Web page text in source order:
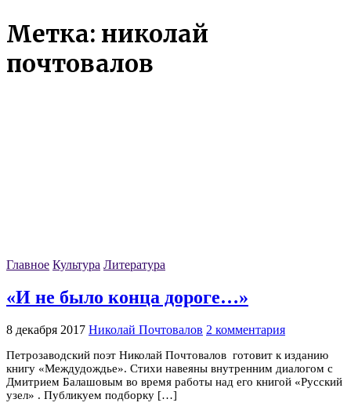
Метка: николай
почтовалов
Главное Культура Литература
«И не было конца дороге…»
8 декабря 2017 Николай Почтовалов 2 комментария
Петрозаводский поэт Николай Почтовалов готовит к изданию
книгу «Междудождье». Стихи навеяны внутренним диалогом с
Дмитрием Балашовым во время работы над его книгой «Русский
узел» . Публикуем подборку […]